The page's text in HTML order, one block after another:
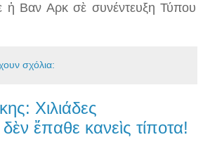
ἡ Βαν Αρκ σὲ συνέντευξη Τύπου
σχόλια:
Χιλιάδες
ἔπαθε κανεὶς τίποτα!